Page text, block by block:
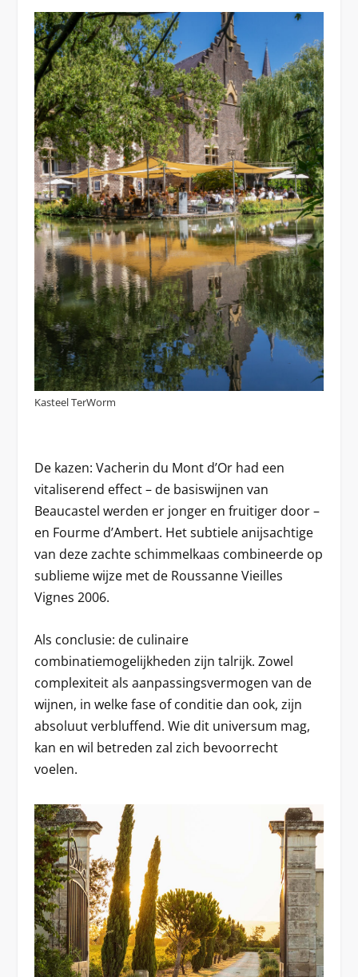
Kasteel TerWorm
De kazen: Vacherin du Mont d’Or had een
vitaliserend effect – de basiswijnen van
Beaucastel werden er jonger en fruitiger door –
en Fourme d’Ambert. Het subtiele anijsachtige
van deze zachte schimmelkaas combineerde op
sublieme wijze met de Roussanne Vieilles
Vignes 2006.
Als conclusie: de culinaire
combinatiemogelijkheden zijn talrijk. Zowel
complexiteit als aanpassingsvermogen van de
wijnen, in welke fase of conditie dan ook, zijn
absoluut verbluffend. Wie dit universum mag,
kan en wil betreden zal zich bevoorrecht
voelen.